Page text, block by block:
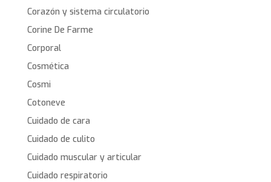
Corazón y sistema circulatorio
Corine De Farme
Corporal
Cosmética
Cosmi
Cotoneve
Cuidado de cara
Cuidado de culito
Cuidado muscular y articular
Cuidado respiratorio